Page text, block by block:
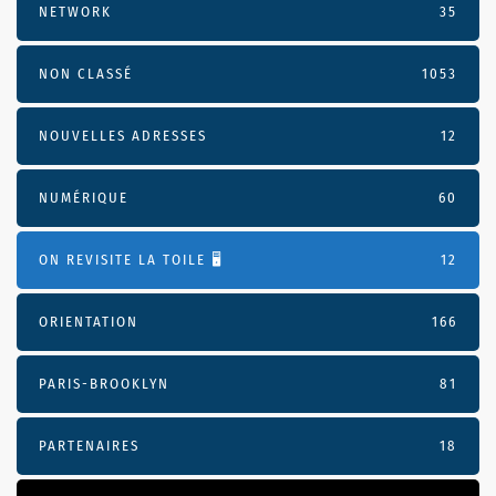
NETWORK 35
NON CLASSÉ 1053
NOUVELLES ADRESSES 12
NUMÉRIQUE 60
ON REVISITE LA TOILE 🖥️ 12
ORIENTATION 166
PARIS-BROOKLYN 81
PARTENAIRES 18